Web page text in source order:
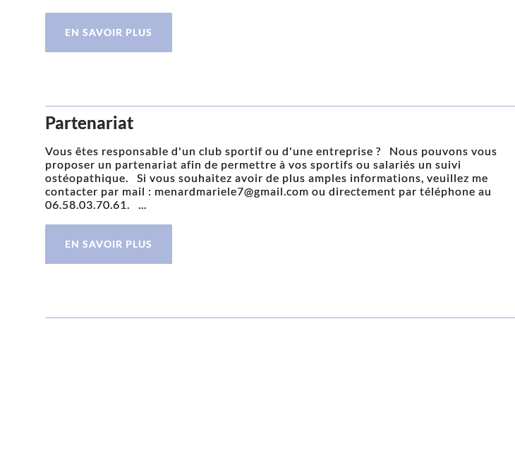
EN SAVOIR PLUS
Partenariat
Vous êtes responsable d'un club sportif ou d'une entreprise ? Nous pouvons vous
proposer un partenariat afin de permettre à vos sportifs ou salariés un suivi
ostéopathique. Si vous souhaitez avoir de plus amples informations, veuillez me
contacter par mail : menardmariele7@gmail.com ou directement par téléphone au
06.58.03.70.61. ...
EN SAVOIR PLUS